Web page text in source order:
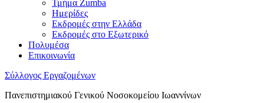
Τμήμα Zumba
Ημερίδες
Εκδρομές στην Ελλάδα
Εκδρομές στο Εξωτερικό
Πολυμέσα
Επικοινωνία
Σύλλογος Εργαζομένων
Πανεπιστημιακού Γενικού Νοσοκομείου Ιωαννίνων